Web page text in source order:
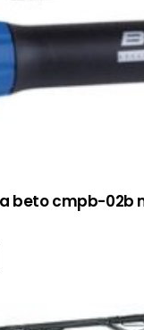
beto cmpb-02b